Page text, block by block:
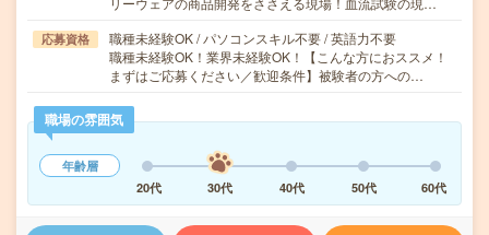
応募資格
職種未経験OK / パソコンスキル不要 / 英語力不要
職種未経験OK！業界未経験OK！【こんな方におススメ！
まずはご応募ください／歓迎条件】被験者の方への…
職場の雰囲気
年齢層
20代
30代 40代 50代 60代